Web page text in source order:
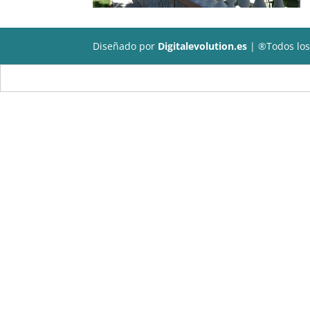
Diseñado por Digitalevolution.es | ®Todos